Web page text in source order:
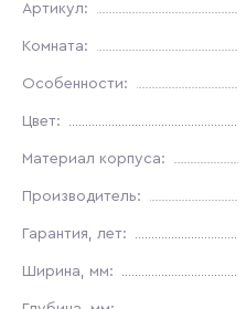
Артикул:
Комната:
Особенности:
Цвет:
Материал корпуса:
Производитель:
Гарантия, лет:
Ширина, мм: